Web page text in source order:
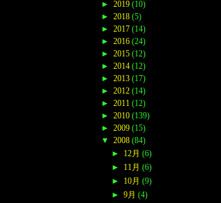
► 2019 (10)
► 2018 (5)
► 2017 (14)
► 2016 (24)
► 2015 (12)
► 2014 (12)
► 2013 (17)
► 2012 (14)
► 2011 (12)
► 2010 (139)
► 2009 (15)
▼ 2008 (84)
►
12月 (6)
►
11月 (6)
►
10月 (9)
► 9月 (4)